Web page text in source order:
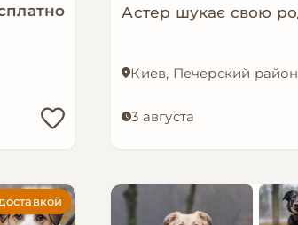
Киев, Печерский район
3 августа